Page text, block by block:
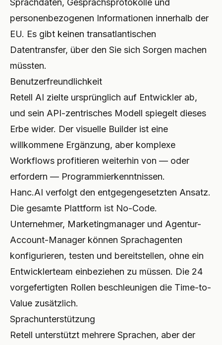
Sprachdaten, Gesprächsprotokolle und
personenbezogenen Informationen innerhalb der
EU. Es gibt keinen transatlantischen
Datentransfer, über den Sie sich Sorgen machen
müssten.
Benutzerfreundlichkeit
Retell AI zielte ursprünglich auf Entwickler ab,
und sein API-zentrisches Modell spiegelt dieses
Erbe wider. Der visuelle Builder ist eine
willkommene Ergänzung, aber komplexe
Workflows profitieren weiterhin von — oder
erfordern — Programmierkenntnissen.
Hanc.AI verfolgt den entgegengesetzten Ansatz.
Die gesamte Plattform ist No-Code.
Unternehmer, Marketingmanager und Agentur-
Account-Manager können Sprachagenten
konfigurieren, testen und bereitstellen, ohne ein
Entwicklerteam einbeziehen zu müssen. Die 24
vorgefertigten Rollen beschleunigen die Time-to-
Value zusätzlich.
Sprachunterstützung
Retell unterstützt mehrere Sprachen, aber der